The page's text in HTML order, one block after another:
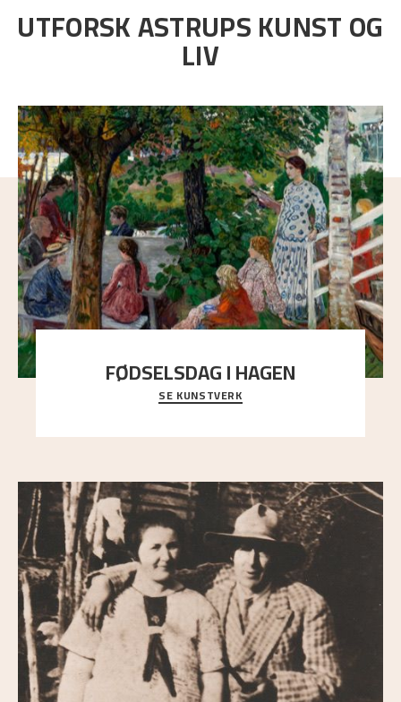
UTFORSK ASTRUPS KUNST OG
LIV
FØDSELSDAG I HAGEN
En gruppe mennesker er samlet under de store
trekronene i prestegårdshagen...
SE KUNSTVERK